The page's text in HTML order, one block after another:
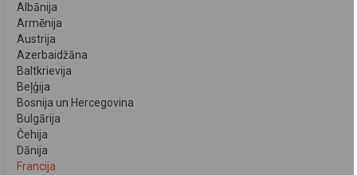
Albānija
Armēnija
Austrija
Azerbaidžāna
Baltkrievija
Beļģija
Bosnija un Hercegovina
Bulgārija
Čehija
Dānija
Francija